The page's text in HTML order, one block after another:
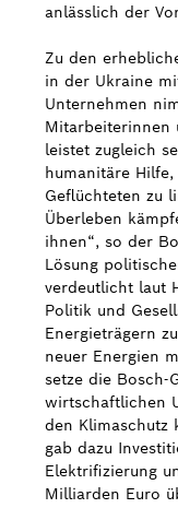
anlässlich der
Zu den
in der Ukraine
Unternehmen
Mitarbeiterinnen
leistet zugleich
humanitäre
Geflüchteten zu
Überleben
ihnen“, so der
Lösung
verdeutlicht laut
Politik und
Energieträgern
neuer Energien
setze die Bosch-
wirtschaftlichen
den Klimaschutz
gab dazu
Elektrifizierung
Milliarden Euro